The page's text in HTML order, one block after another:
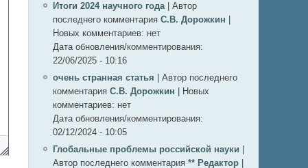
Итоги 2024 научного года
Автор
последнего комментария С.В. Дорожкин
Новых комментариев: нет
Дата обновления/комментирования:
22/06/2025 - 10:16
очень странная статья
Автор последнего
комментария С.В. Дорожкин
Новых
комментариев: нет
Дата обновления/комментирования:
02/12/2024 - 10:05
Глобальные проблемы российской науки
Автор последнего комментария ** Редактор